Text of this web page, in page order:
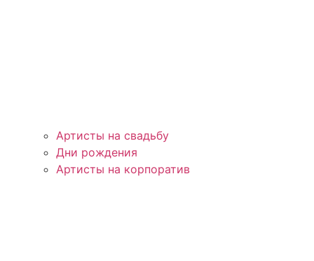
Артисты на свадьбу
Дни рождения
Артисты на корпоратив